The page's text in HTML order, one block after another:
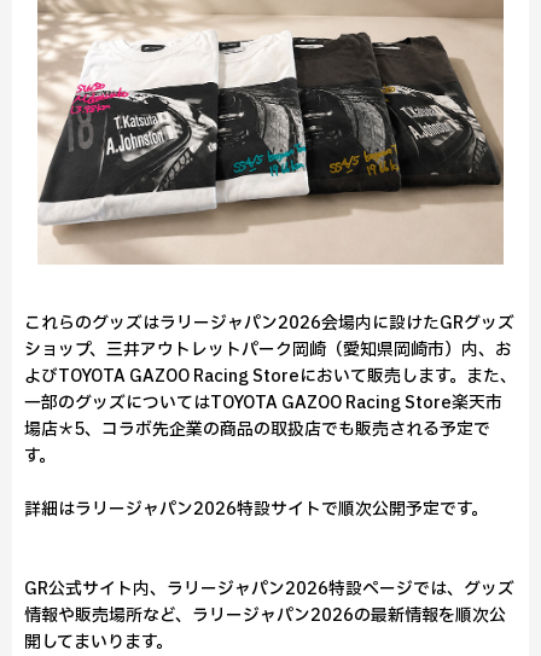
これらのグッズはラリージャパン2026会場内に設けたGRグッズ
ショップ、三井アウトレットパーク岡崎（愛知県岡崎市）内、お
よびTOYOTA GAZOO Racing Storeにおいて販売します。また、
一部のグッズについてはTOYOTA GAZOO Racing Store楽天市
場店＊5、コラボ先企業の商品の取扱店でも販売される予定で
す。
詳細はラリージャパン2026特設サイトで順次公開予定です。
GR公式サイト内、ラリージャパン2026特設ページでは、グッズ
情報や販売場所など、ラリージャパン2026の最新情報を順次公
開してまいります。